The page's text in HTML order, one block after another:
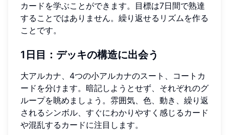
カードを学ぶことができます。目標は7日間で熟達
することではありません。繰り返せるリズムを作る
ことです。
1日目：デッキの構造に出会う
大アルカナ、4つの小アルカナのスート、コートカ
ードを分けます。暗記しようとせず、それぞれのグ
ループを眺めましょう。雰囲気、色、動き、繰り返
されるシンボル、すぐにわかりやすく感じるカード
や混乱するカードに注目します。